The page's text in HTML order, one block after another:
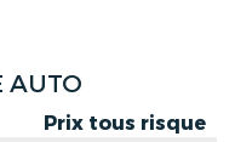
AUTO
Prix tous risque